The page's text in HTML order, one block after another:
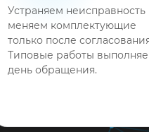
Устраняем неисправность
меняем комплектующие
только после
Типовые работы
день обращения.